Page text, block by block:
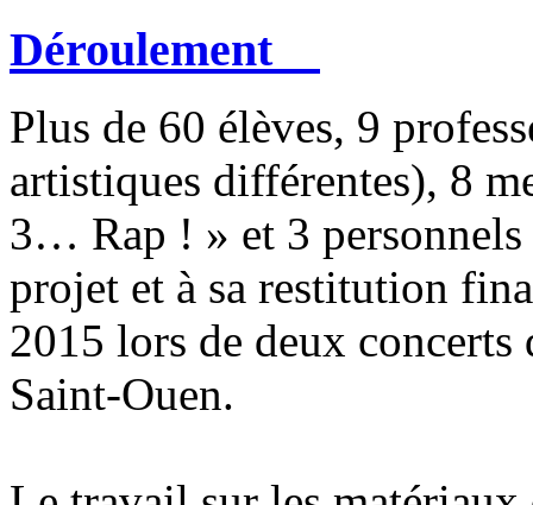
Déroulement
Plus de 60 élèves, 9
artistiques différentes), 8
3… Rap ! » et 3
projet et à sa restitution
2015 lors de deux concerts
Saint-Ouen.